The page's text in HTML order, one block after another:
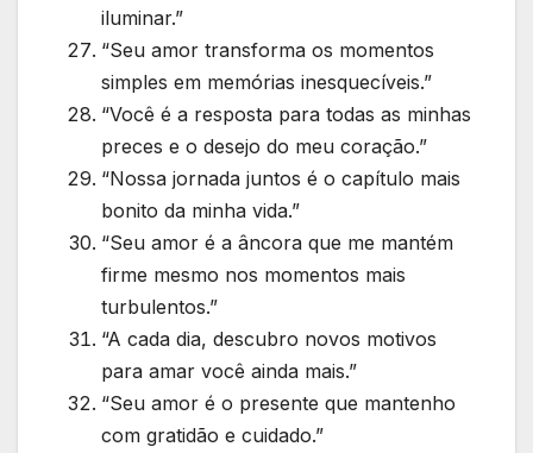
iluminar.”
“Seu amor transforma os momentos
simples em memórias inesquecíveis.”
“Você é a resposta para todas as minhas
preces e o desejo do meu coração.”
“Nossa jornada juntos é o capítulo mais
bonito da minha vida.”
“Seu amor é a âncora que me mantém
firme mesmo nos momentos mais
turbulentos.”
“A cada dia, descubro novos motivos
para amar você ainda mais.”
“Seu amor é o presente que mantenho
com gratidão e cuidado.”